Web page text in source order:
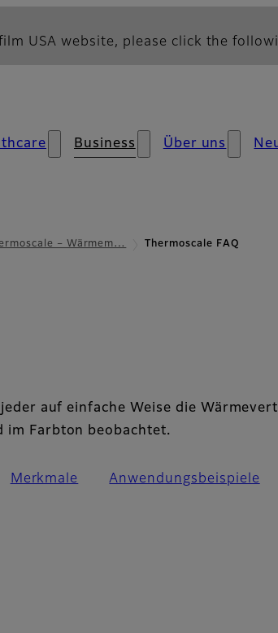
USA website, please click the
Business Über uns
– Wärmem… Thermoscale FAQ
auf einfache Weise die
im Farbton beobachtet.
Merkmale Anwendungsbeispiele